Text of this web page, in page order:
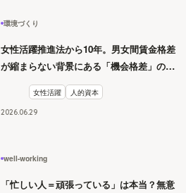
環境づくり
女性活躍推進法から10年。男女間賃金格差
が縮まらない背景にある「機会格差」の構
女性活躍 人的資本
2026.0629
well-working
「忙しい人＝頑張っている」は本当？無意